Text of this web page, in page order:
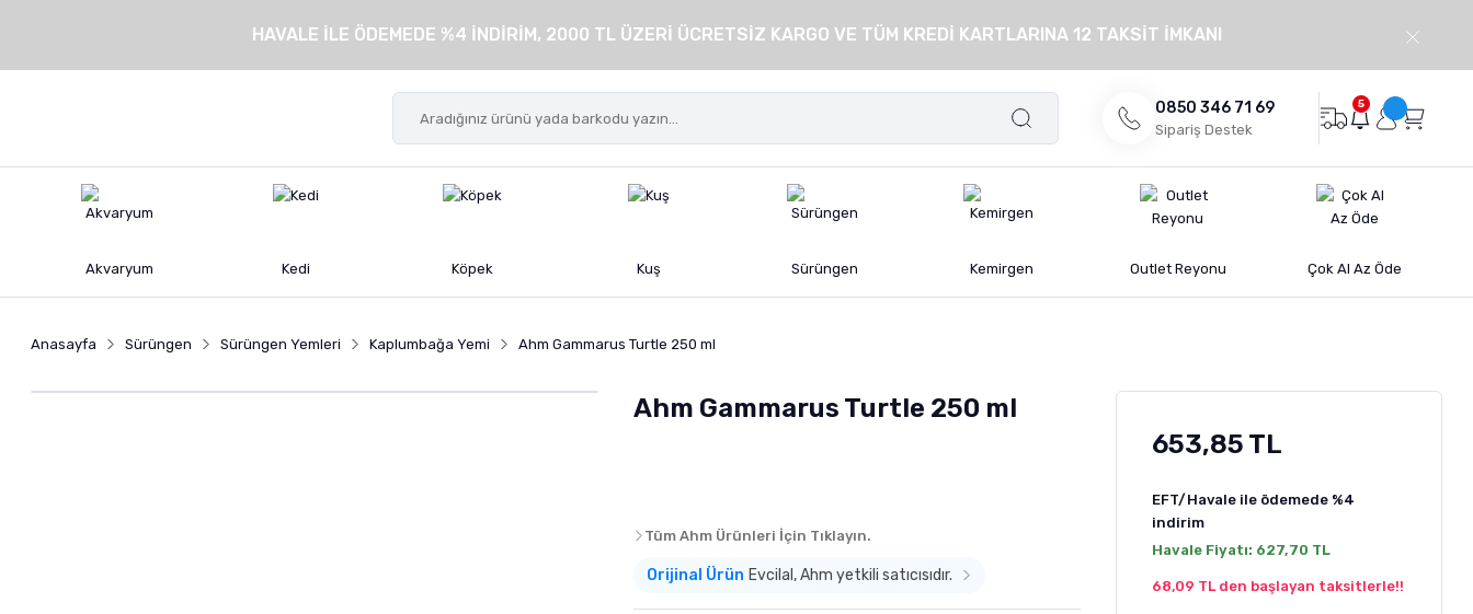
HAVALE İLE ÖDEMEDE %4 İNDİRİM, 2000 TL ÜZERİ ÜCRETSİZ KARGO VE TÜM KREDİ KARTLARINA 12 TAKSİT İMKANI
0850 346 71 69
Sipariş Destek
5
Akvaryum Kedi Köpek Kuş Sürüngen Kemirgen Outlet Reyonu Çok Al Az Öde
Anasayfa Sürüngen Sürüngen Yemleri Kaplumbağa Yemi Ahm Gammarus Turtle 250 ml
Ahm Gammarus Turtle 250 ml
Tüm Ahm Ürünleri İçin Tıklayın.
Orijinal Ürün Evcilal, Ahm yetkili satıcısıdır.
653,85 TL
EFT/Havale ile ödemede %4
indirim
Havale Fiyatı: 627,70 TL
68,09 TL den başlayan taksitlerle!!